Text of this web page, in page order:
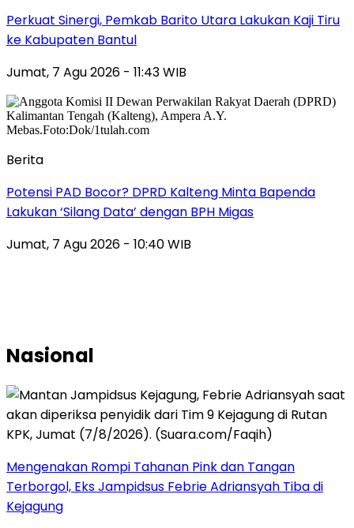
Perkuat Sinergi, Pemkab Barito Utara Lakukan Kaji Tiru
ke Kabupaten Bantul
Jumat, 7 Agu 2026 - 11:43 WIB
Berita
Potensi PAD Bocor? DPRD Kalteng Minta Bapenda
Lakukan ‘Silang Data’ dengan BPH Migas
Jumat, 7 Agu 2026 - 10:40 WIB
Nasional
Mengenakan Rompi Tahanan Pink dan Tangan
Terborgol, Eks Jampidsus Febrie Adriansyah Tiba di
Kejagung